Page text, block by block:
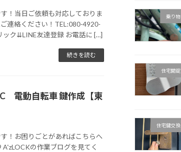
！当日ご依頼も対応しておりま
連絡ください！TEL:080-4920-
ク⇊LINE友達登録 お電話に […]
続きを読む
電動自転車 鍵作成【東
！お困りごとがあればこちらへ
の作業ブログを見てく
乗り物
住宅開錠
住宅鍵交換